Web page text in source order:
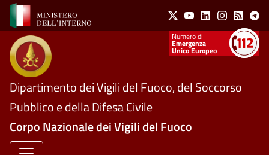
Salta al contenuto principale Social Menu
X YoutubeLinkedinInstagram
Feed
Numeri utili
Emergenza
Unico Europeo
Dipartimento dei Vigili del Fuoco, del Soccorso
Pubblico e della Difesa Civile
Corpo Nazionale dei Vigili del Fuoco